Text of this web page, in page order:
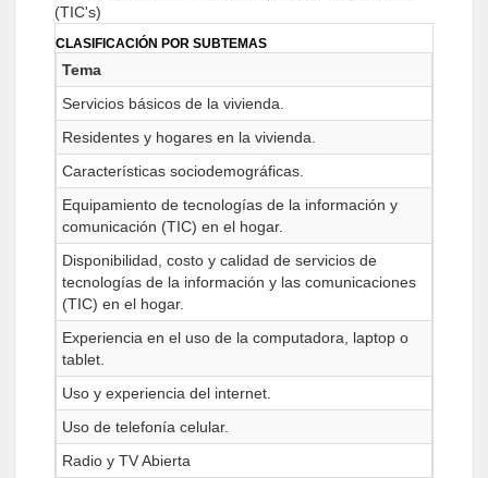
(TIC's)
CLASIFICACIÓN POR SUBTEMAS
Tema
Servicios básicos de la vivienda.
Residentes y hogares en la vivienda.
Características sociodemográficas.
Equipamiento de tecnologías de la información y
comunicación (TIC) en el hogar.
Disponibilidad, costo y calidad de servicios de
tecnologías de la información y las comunicaciones
(TIC) en el hogar.
Experiencia en el uso de la computadora, laptop o
tablet.
Uso y experiencia del internet.
Uso de telefonía celular.
Radio y TV Abierta